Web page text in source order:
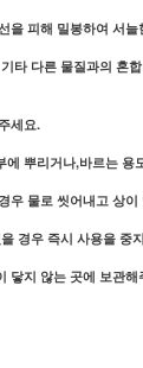
을 피해 밀봉하여 서
타 다른 물질과의 혼
세요.
에 뿌리거나,바르는 용
우 물로 씻어내고 상
경우 즉시 사용을 중
닿지 않는 곳에 보관해